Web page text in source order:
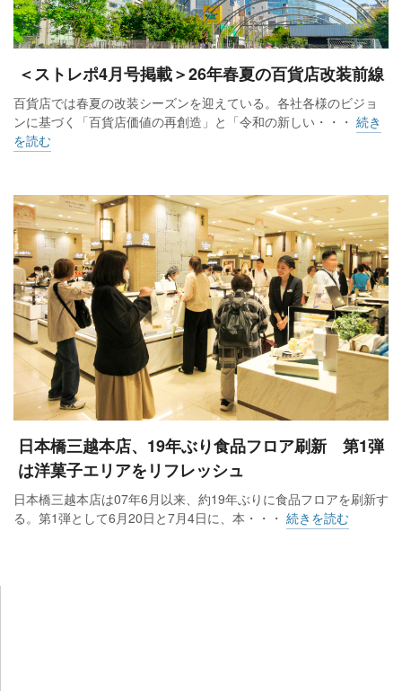
＜ストレポ4月号掲載＞26年春夏の百貨店改装前線
百貨店では春夏の改装シーズンを迎えている。各社各様のビジョ
ンに基づく「百貨店価値の再創造」と「令和の新しい・・・ 続き
を読む
日本橋三越本店、19年ぶり食品フロア刷新 第1弾
は洋菓子エリアをリフレッシュ
日本橋三越本店は07年6月以来、約19年ぶりに食品フロアを刷新す
る。第1弾として6月20日と7月4日に、本・・・ 続きを読む